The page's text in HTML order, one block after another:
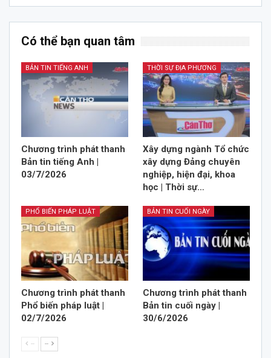
Có thể bạn quan tâm
BẢN TIN TIẾNG ANH
Chương trình phát thanh
Bản tin tiếng Anh |
03/7/2026
THỜI SỰ ĐỊA PHƯƠNG
Xây dựng ngành Tổ chức
xây dựng Đảng chuyên
nghiệp, hiện đại, khoa
học | Thời sự…
PHỔ BIẾN PHÁP LUẬT
Chương trình phát thanh
Phổ biến pháp luật |
02/7/2026
BẢN TIN CUỐI NGÀY
Chương trình phát thanh
Bản tin cuối ngày |
30/6/2026
-- --